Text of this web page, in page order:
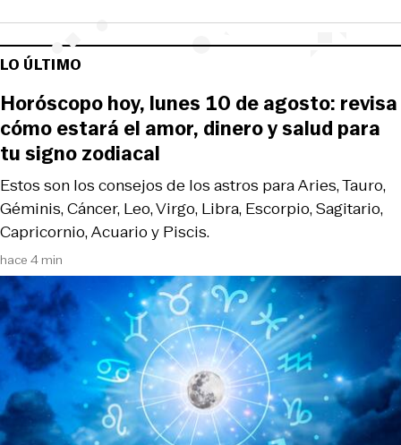
LO ÚLTIMO
hace 4 min
Estos son los consejos de los astros para Aries, Tauro,
Géminis, Cáncer, Leo, Virgo, Libra, Escorpio, Sagitario,
Capricornio, Acuario y Piscis.
Horóscopo hoy, lunes 10 de agosto: revisa
cómo estará el amor, dinero y salud para
tu signo zodiacal